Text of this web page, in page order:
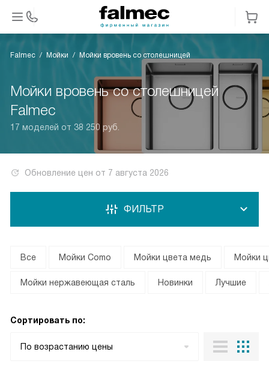
Falmec Мойки Мойки вровень со столешницей
Мойки вровень со столешницей
Falmec
17 моделей от 38 250 руб.
Обновление цен от 7 августа 2026
ФИЛЬТР
Все Мойки Como Мойки цвета медь Мойки
Мойки нержавеющая сталь Новинки Лучшие
Сортировать по:
По возрастанию цены